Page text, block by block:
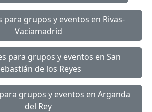
para grupos y eventos en Rivas-
Vaciamadrid
para grupos y eventos en San
de los Reyes
grupos y eventos en Arganda
del Rey